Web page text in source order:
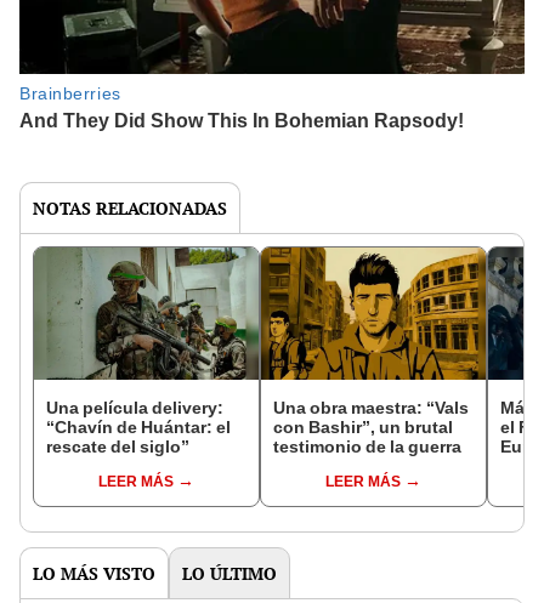
NOTAS RELACIONADAS
Una película delivery:
“Chavín de Huántar: el
rescate del siglo”
LEER MÁS
Una obra maestra: “Vals
con Bashir”, un brutal
testimonio de la guerra
LEER MÁS
Más
el
LO MÁS VISTO LO ÚLTIMO